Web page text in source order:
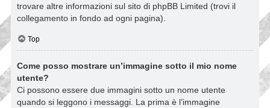
trovare altre informazioni sul sito di phpBB Limited (trovi il
collegamento in fondo ad ogni pagina).
Top
Come posso mostrare un’immagine sotto il mio nome
utente?
Ci possono essere due immagini sotto un nome utente
quando si leggono i messaggi. La prima è l’immagine